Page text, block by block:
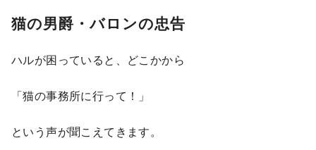
猫の男爵・バロンの忠告
ハルが困っていると、どこかから
「猫の事務所に行って！」
という声が聞こえてきます。